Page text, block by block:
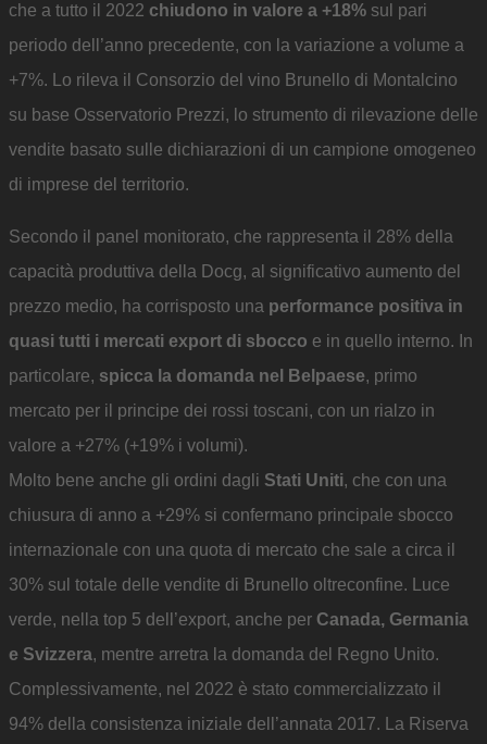
che a tutto il 2022 chiudono in valore a +18% sul pari
periodo dell’anno precedente, con la variazione a volume a
+7%. Lo rileva il Consorzio del vino Brunello di Montalcino
su base Osservatorio Prezzi, lo strumento di rilevazione delle
vendite basato sulle dichiarazioni di un campione omogeneo
di imprese del territorio.
Secondo il panel monitorato, che rappresenta il 28% della
capacità produttiva della Docg, al significativo aumento del
prezzo medio, ha corrisposto una performance positiva in
quasi tutti i mercati export di sbocco e in quello interno. In
particolare, spicca la domanda nel Belpaese, primo
mercato per il principe dei rossi toscani, con un rialzo in
valore a +27% (+19% i volumi).
Molto bene anche gli ordini dagli Stati Uniti, che con una
chiusura di anno a +29% si confermano principale sbocco
internazionale con una quota di mercato che sale a circa il
30% sul totale delle vendite di Brunello oltreconfine. Luce
verde, nella top 5 dell’export, anche per Canada, Germania
e Svizzera, mentre arretra la domanda del Regno Unito.
Complessivamente, nel 2022 è stato commercializzato il
94% della consistenza iniziale dell’annata 2017. La Riserva